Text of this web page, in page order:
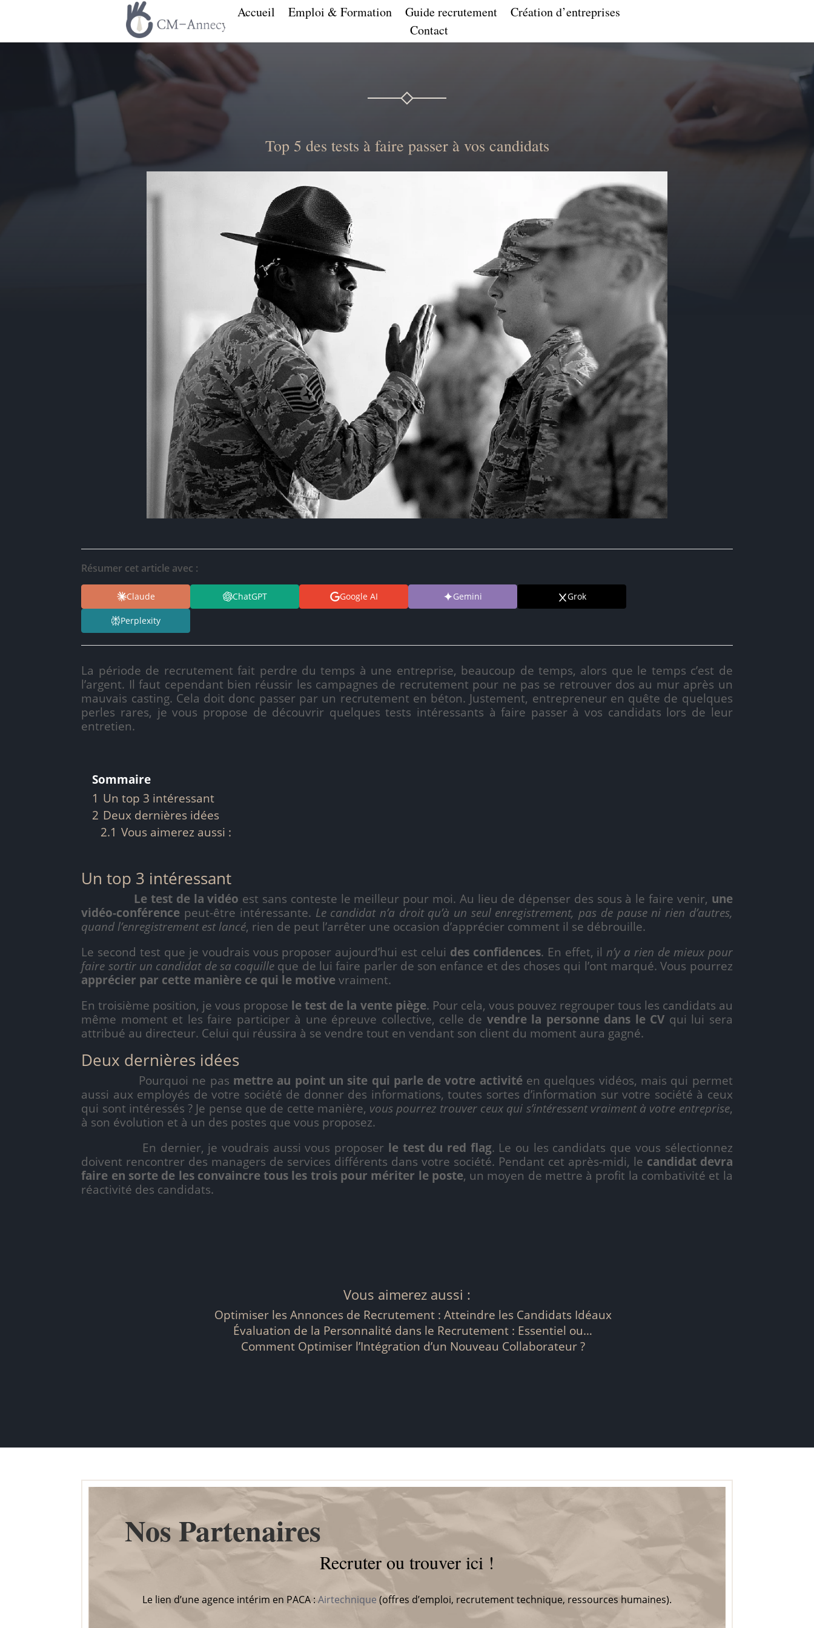
Accueil Emploi & Formation Guide recrutement
Création d’entreprises
Contact
Top 5 des tests à faire passer à vos candidats
Résumer cet article avec :
Claude ChatGPT Google AI Gemini Grok
Perplexity
La période de recrutement fait perdre du temps à une entreprise, beaucoup de temps, alors que le temps c’est de
l’argent. Il faut cependant bien réussir les campagnes de recrutement pour ne pas se retrouver dos au mur après un
mauvais casting. Cela doit donc passer par un recrutement en béton. Justement, entrepreneur en quête de quelques
perles rares, je vous propose de découvrir quelques tests intéressants à faire passer à vos candidats lors de leur
entretien.
Sommaire
1 Un top 3 intéressant
2 Deux dernières idées
2.1 Vous aimerez aussi :
Un top 3 intéressant
Le test de la vidéo est sans conteste le meilleur pour moi. Au lieu de dépenser des sous à le faire venir, une
vidéo-conférence peut-être intéressante. Le candidat n’a droit qu’à un seul enregistrement, pas de pause ni rien d’autres,
quand l’enregistrement est lancé, rien de peut l’arrêter une occasion d’apprécier comment il se débrouille.
Le second test que je voudrais vous proposer aujourd’hui est celui des confidences. En effet, iln’y a rien de mieux pour
faire sortir un candidat de sa coquille que de lui faire parler de son enfance et des choses qui l’ont marqué. Vous pourrez
apprécier par cette manière ce qui le motivevraiment.
En troisième position, je vous propose le test de la vente piège. Pour cela, vous pouvez regrouper tous les candidats au
même moment et les faire participer à une épreuve collective, celle de vendre la personne dans le CV qui lui sera
attribué au directeur. Celui qui réussira à se vendre tout en vendant son client du moment aura gagné.
Deux dernières idées
Pourquoi ne pas mettre au point un site qui parle de votre activitéen quelques vidéos, mais qui permet
aussi aux employés de votre société de donner des informations, toutes sortes d’information sur votre société à ceux
qui sont intéressés ? Je pense que de cette manière, vous pourrez trouver ceux qui s’intéressent vraiment à votre entreprise,
à son évolution et à un des postes que vous proposez.
En dernier, je voudrais aussi vous proposer le test du red flag. Le ou les candidats que vous sélectionnez
doivent rencontrer des managers de services différents dans votre société. Pendant cet après-midi, le candidat devra
faire en sorte de les convaincre tous les trois pour mériter le poste, un moyen de mettre à profit la combativité et la
réactivité des candidats.
Vous aimerez aussi :
Optimiser les Annonces de Recrutement : Atteindre les Candidats Idéaux
Évaluation de la Personnalité dans le Recrutement : Essentiel ou…
Comment Optimiser l’Intégration d’un Nouveau Collaborateur ?
Nos Partenaires
Recruter ou trouver ici !
Le lien d’une agence intérim en PACA : Airtechnique (offres d’emploi, recrutement technique, ressources humaines).